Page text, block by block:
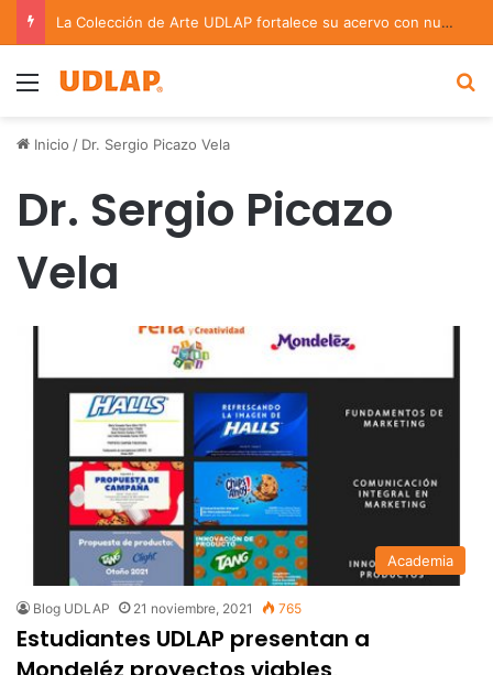
La Colección de Arte UDLAP fortalece su acervo con nuevas obras de artistas emergentes y consolidados
Menu
Inicio / Dr. Sergio Picazo Vela
Dr. Sergio Picazo
Vela
Academia
Blog UDLAP 21 noviembre, 2021 765
Estudiantes UDLAP presentan a